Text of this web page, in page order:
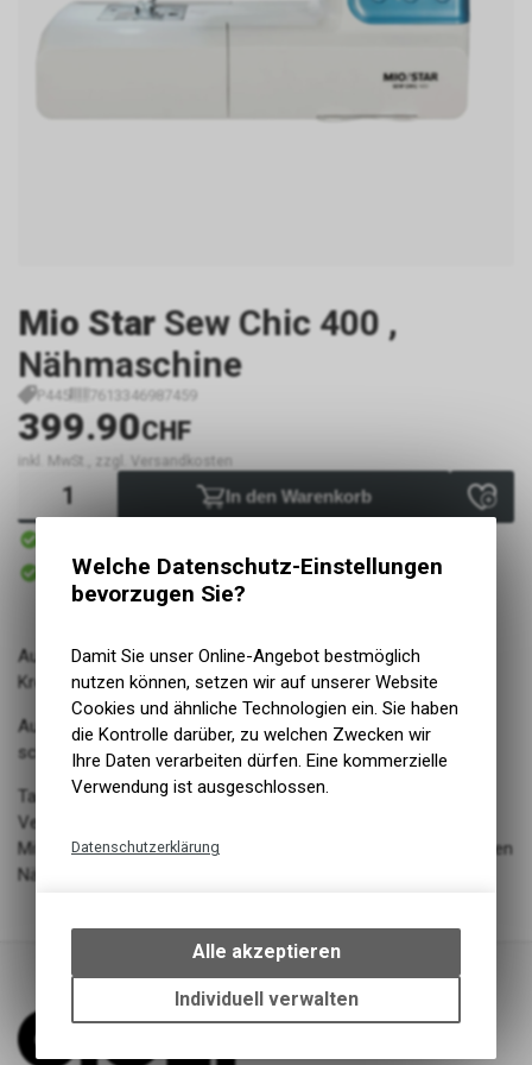
Mio Star Sew Chic 400 ,
Nähmaschine
P445 7613346987459
399.90CHF
inkl. MwSt., zzgl. Versandkosten
In den Warenkorb
Sofort abholbar
Abholung The Shop AG
Ausziehbare Übersicht aller 197 Stiche für eine unbegrenzte
Kreativität
Automatischer Nadeleinfädler: Macht zusammen mit dem
schnellen Nähfusswechsel die Arbeit leichter
Tasten für Start/Stop, Rückwärtsnähen, automatisches
Vernähen und Nadelposition hoch/tief
Mit der knopflochautomatik spielend einfach zu professionellen
Nähergebnissen.
Welche Datenschutz-Einstellungen
bevorzugen Sie?
Damit Sie unser Online-Angebot bestmöglich
nutzen können, setzen wir auf unserer Website
Cookies und ähnliche Technologien ein. Sie haben
die Kontrolle darüber, zu welchen Zwecken wir
Ihre Daten verarbeiten dürfen. Eine kommerzielle
Verwendung ist ausgeschlossen.
Datenschutzerklärung
bestimmte Interaktionen und
Einstellungen auf Ihrem Gerät,
um die grundlegenden
Funktionen unseres Online-
Alle akzeptieren
Individuell verwalten